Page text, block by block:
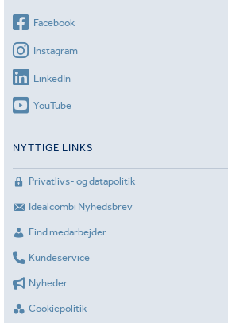
Facebook
Instagram
LinkedIn
YouTube
NYTTIGE LINKS
Privatlivs- og datapolitik
Idealcombi Nyhedsbrev
Find medarbejder
Kundeservice
Nyheder
Cookiepolitik